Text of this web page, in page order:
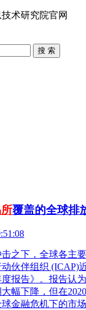
术研究院官网
搜 索
覆盖的全球排
之下，全球各主
伙伴组织 (ICAP)
报告》。报告认
幅下降，但在
金融危机下的市